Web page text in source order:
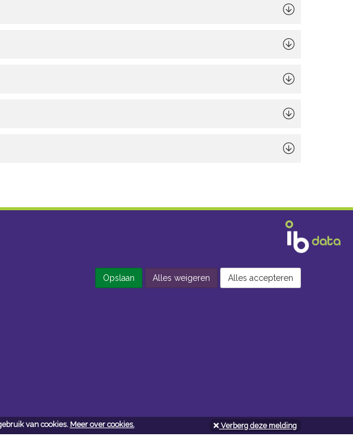
van cookies. Meer over cookies. Verberg deze melding
toonzaal Openingsuren doe-het-zelf
Opslaan Alles weigeren Alles accepteren